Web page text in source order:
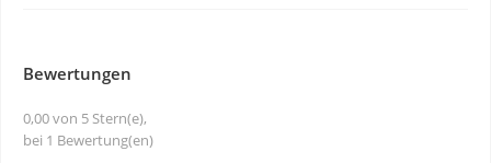
Bewertungen
0,00 von 5 Stern(e),
bei 1 Bewertung(en)